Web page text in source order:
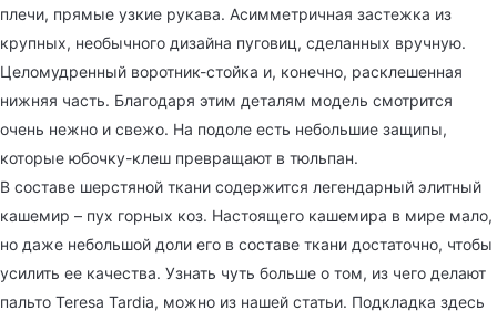
плечи, прямые узкие рукава. Асимметричная застежка из
крупных, необычного дизайна пуговиц, сделанных вручную.
Целомудренный воротник-стойка и, конечно, расклешенная
нижняя часть. Благодаря этим деталям модель смотрится
очень нежно и свежо. На подоле есть небольшие защипы,
которые юбочку-клеш превращают в тюльпан.
В составе шерстяной ткани содержится легендарный элитный
кашемир – пух горных коз. Настоящего кашемира в мире мало,
но даже небольшой доли его в составе ткани достаточно, чтобы
усилить ее качества. Узнать чуть больше о том, из чего делают
пальто Teresa Tardia, можно из нашей статьи. Подкладка здесь